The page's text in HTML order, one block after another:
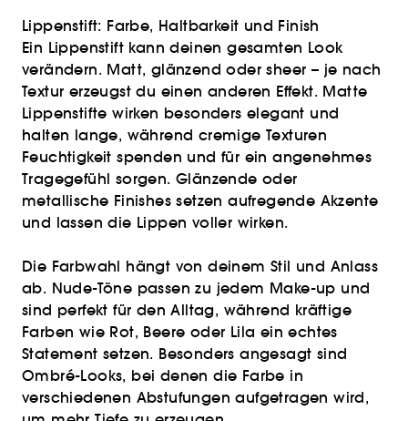
Lippenstift: Farbe, Haltbarkeit und Finish
Ein Lippenstift kann deinen gesamten Look
verändern. Matt, glänzend oder sheer – je nach
Textur erzeugst du einen anderen Effekt. Matte
Lippenstifte wirken besonders elegant und
halten lange, während cremige Texturen
Feuchtigkeit spenden und für ein angenehmes
Tragegefühl sorgen. Glänzende oder
metallische Finishes setzen aufregende Akzente
und lassen die Lippen voller wirken.
Die Farbwahl hängt von deinem Stil und Anlass
ab. Nude-Töne passen zu jedem Make-up und
sind perfekt für den Alltag, während kräftige
Farben wie Rot, Beere oder Lila ein echtes
Statement setzen. Besonders angesagt sind
Ombré-Looks, bei denen die Farbe in
verschiedenen Abstufungen aufgetragen wird,